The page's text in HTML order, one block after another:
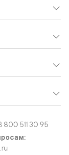
800 511 30 95